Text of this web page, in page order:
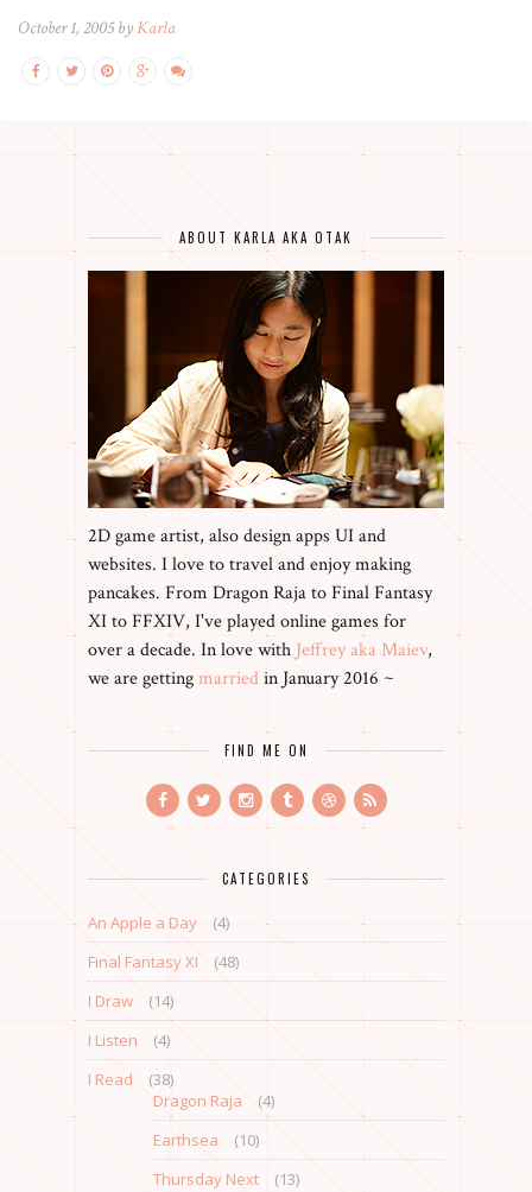
October 1, 2005 byKarla
ABOUT KARLA AKA OTAK
2D game artist, also design apps UI and
websites. I love to travel and enjoy making
pancakes. From Dragon Raja to Final Fantasy
XI to FFXIV, I've played online games for
over a decade. In love with Jeffrey aka Maiev,
we are gettingmarriedin January 2016 ~
FIND ME ON
CATEGORIES
An Apple a Day
(4)
Final Fantasy XI
(48)
I Draw
(14)
I Listen
(4)
I Read
(38)
Dragon Raja
(4)
Earthsea
(10)
Thursday Next
(13)